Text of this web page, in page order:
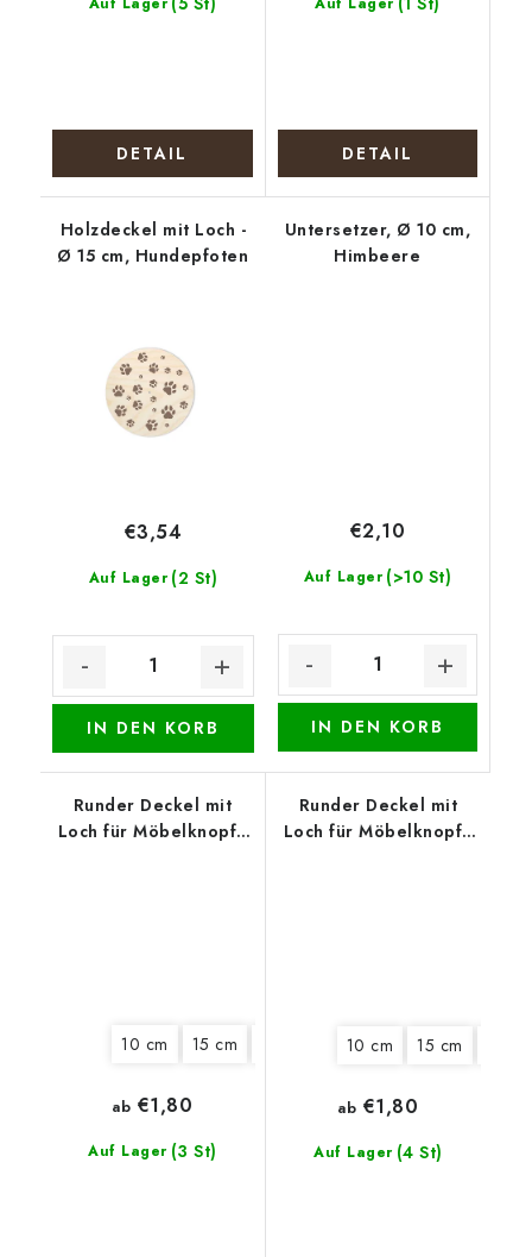
DETAIL DETAIL
Holzdeckel mit Loch -
Ø 15 cm, Hundepfoten
Auf Lager (2 St)
€3,54
IN DEN KORB
Untersetzer, Ø 10 cm,
Himbeere
Auf Lager (>10 St)
€2,10
IN DEN KORB
Runder Deckel mit
Loch für Möbelknopf -
10 cm 15 cm
Auf Lager (3 St)
ab €1,80
Runder Deckel mit
Loch für Möbelknopf -
10 cm 15 cm
Auf Lager (4 St)
ab €1,80